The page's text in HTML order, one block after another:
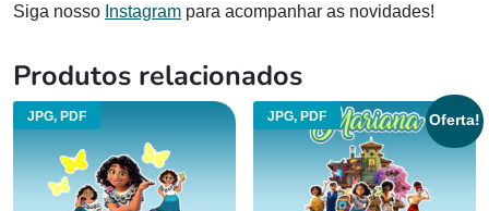
Siga nosso Instagram para acompanhar as novidades!
Produtos relacionados
JPG, PDF JPG, PDF Oferta!